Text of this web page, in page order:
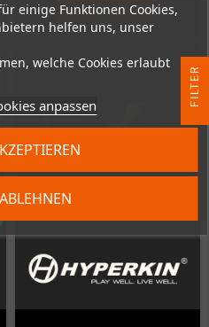
einige Funktionen Cookies,
helfen uns, unser
welche Cookies erlaubt
anpassen
ZUM PRODUKT
R